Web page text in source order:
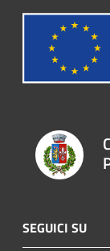
SEGUICI SU